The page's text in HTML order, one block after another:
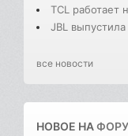
TCL работает
JBL
все новости
НОВОЕ НА